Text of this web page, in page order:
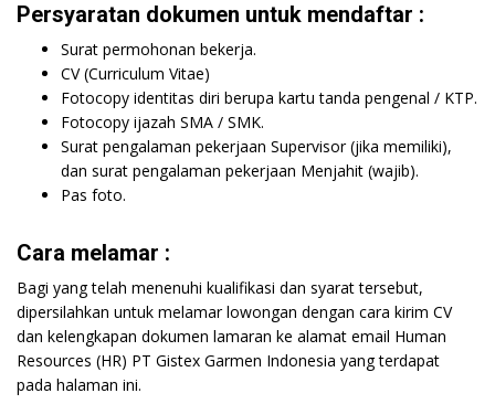
Persyaratan dokumen untuk mendaftar :
Surat permohonan bekerja.
CV (Curriculum Vitae)
Fotocopy identitas diri berupa kartu tanda pengenal / KTP.
Fotocopy ijazah SMA / SMK.
Surat pengalaman pekerjaan Supervisor (jika memiliki),
dan surat pengalaman pekerjaan Menjahit (wajib).
Pas foto.
Cara melamar :
Bagi yang telah menenuhi kualifikasi dan syarat tersebut,
dipersilahkan untuk melamar lowongan dengan cara kirim CV
dan kelengkapan dokumen lamaran ke alamat email Human
Resources (HR) PT Gistex Garmen Indonesia yang terdapat
pada halaman ini.